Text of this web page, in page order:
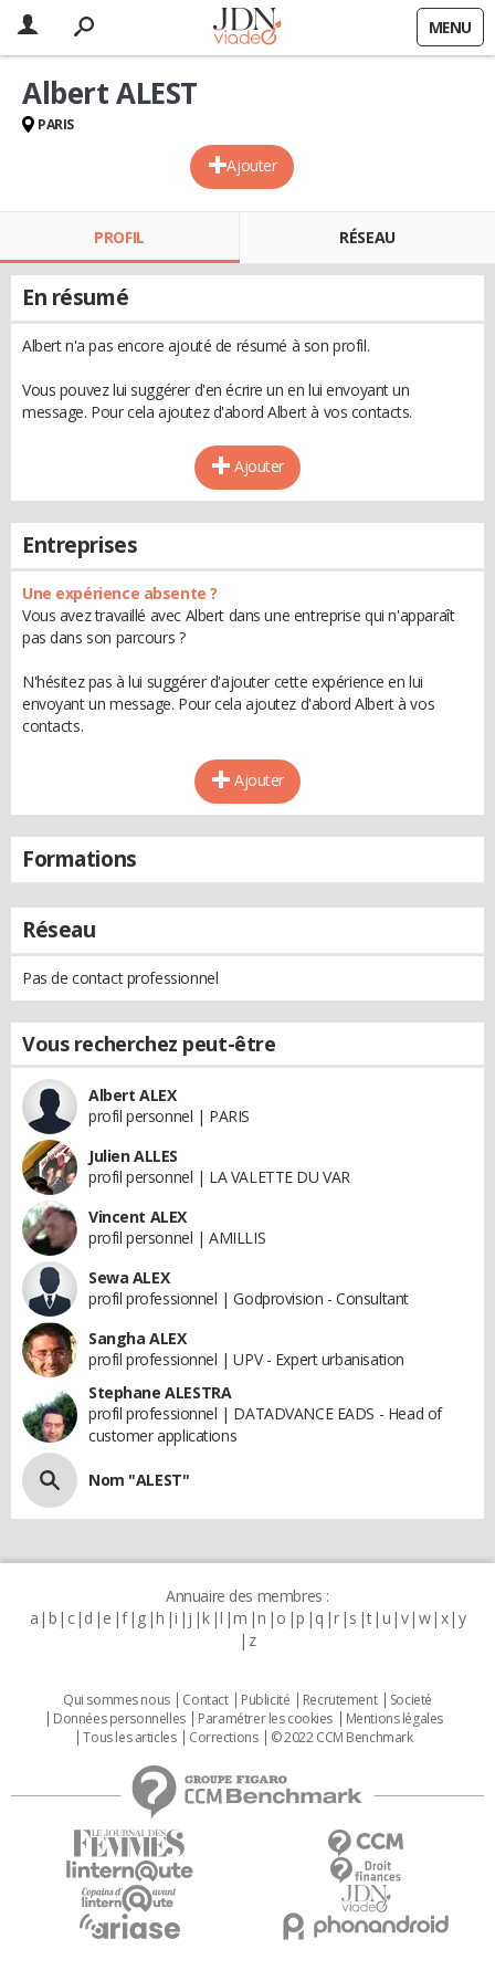
MENU
Ajouter
Albert ALEST
PARIS
PROFIL RÉSEAU
En résumé
Albert n'a pas encore ajouté de résumé à son profil.
Vous pouvez lui suggérer d'en écrire un en lui envoyant un
message. Pour cela ajoutez d'abord Albert à vos contacts.
Ajouter
Entreprises
Une expérience absente ?
Vous avez travaillé avec Albert dans une entreprise qui n'apparaît
pas dans son parcours ?
N'hésitez pas à lui suggérer d'ajouter cette expérience en lui
envoyant un message. Pour cela ajoutez d'abord Albert à vos
contacts.
Ajouter
Formations
Réseau
Pas de contact professionnel
Vous recherchez peut-être
Albert ALEX
profil personnel | PARIS
Julien ALLES
profil personnel | LA VALETTE DU VAR
Vincent ALEX
profil personnel | AMILLIS
Sewa ALEX
profil professionnel | Godprovision - Consultant
Sangha ALEX
profil professionnel | UPV - Expert urbanisation
Stephane ALESTRA
profil professionnel | DATADVANCE EADS - Head of
customer applications
Nom "ALEST"
Annuaire des membres :
a b c d e f g h i j k l m n o p q r s t u v w x y
z
Qui sommes nous Contact Publicité Recrutement
Societé
Données personnelles
Paramétrer les cookies
Mentions légales
Tous les articles
Corrections © 2022 CCM Benchmark